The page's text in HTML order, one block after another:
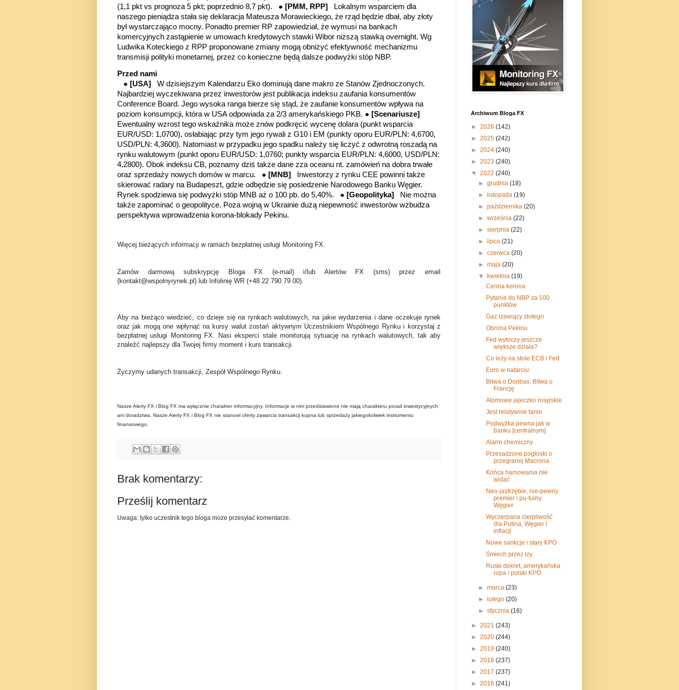
(1,1 pkt vs prognoza 5 pkt; poprzednio 8,7 pkt).
● [PMM, RPP]
Lokalnym wsparciem dla
naszego pieniądza stała się deklaracja Mateusza Morawieckiego, że rząd będzie dbał, aby złoty
był wystarczająco mocny. Ponadto premier RP zapowiedział, że wymusi na bankach
komercyjnych zastąpienie w umowach kredytowych stawki Wibor niższą stawką overnight. Wg
Ludwika Koteckiego z RPP proponowane zmiany mogą obniżyć efektywność mechanizmu
transmisji polityki monetarnej, przez co konieczne będą dalsze podwyżki stóp NBP.
Przed nami
● [USA] W dzisiejszym Kalendarzu Eko dominują dane makro ze Stanów Zjednoczonych.
Najbardziej wyczekiwana przez inwestorów jest publikacja indeksu zaufania konsumentów
Conference Board. Jego wysoka ranga bierze się stąd, że zaufanie konsumentów wpływa na
poziom konsumpcji, która w USA odpowiada za 2/3 amerykańskiego PKB. ● [Scenariusze]
Ewentualny wzrost tego wskaźnika może znów podkręcić wycenę dolara (punkt wsparcia
EUR/USD: 1,0700), osłabiając przy tym jego rywali z G10 i EM (punkty oporu EUR/PLN: 4,6700,
USD/PLN: 4,3600). Natomiast w przypadku jego spadku należy się liczyć z odwrotną roszadą na
rynku walutowym (punkt oporu EUR/USD: 1,0760; punkty wsparcia EUR/PLN: 4,6000, USD/PLN:
4,2800). Obok indeksu CB, poznamy dziś także dane zza oceanu nt. zamówień na dobra trwałe
oraz sprzedaży nowych domów w marcu. ● [MNB]
Inwestorzy z rynku CEE powinni także
skierować radary na Budapeszt, gdzie odbędzie się posiedzenie Narodowego Banku Węgier.
Rynek spodziewa się podwyżki stóp MNB aż o 100 pb. do 5,40%. ● [Geopolityka]
Nie można
także zapominać o geopolityce. Poza wojną w Ukrainie dużą niepewność inwestorów wzbudza
perspektywa wprowadzenia korona-blokady Pekinu.
Więcej bieżących informacji w ramach bezpłatnej usługi Monitoring FX.
Zamów darmową subskrypcję Bloga FX (e-mail) i/lub Alertów FX (sms) przez email
(kontakt@wspolnyrynek.pl) lub Infolinię WR (+48 22 790 79 00).
Aby na bieżąco wiedzieć, co dzieje się na rynkach walutowych, na jakie wydarzenia i dane oczekuje rynek
oraz jak mogą one wpłynąć na kursy walut zostań aktywnym Uczestnikiem Wspólnego Rynku i korzystaj z
bezpłatnej usługi Monitoring FX. Nasi eksperci stale monitorują sytuację na rynkach walutowych, tak aby
znaleźć najlepszy dla Twojej firmy moment i kurs transakcji.
Życzymy udanych transakcji, Zespół Wspólnego Rynku.
Nasze Alerty FX i Blog FX ma wyłącznie charakter informacyjny. Informacje w nim przedstawione nie mają charakteru porad inwestycyjnych
ani doradztwa. Nasze Alerty FX i Blog FX nie stanowi oferty zawarcia transakcji kupna lub sprzedaży jakiegokolwiek instrumentu
finansowego.
Brak komentarzy:
Prześlij komentarz
Uwaga: tylko uczestnik tego bloga może przesyłać komentarze.
Archiwum Bloga FX
► 2026 (142)
► 2025 (242)
► 2024 (240)
► 2023 (240)
▼ 2022 (240)
►grudnia(18)
►listopada(19)
►października(20)
►września(22)
►sierpnia(22)
►lipca(21)
►czerwca(20)
►maja(20)
▼kwietnia(19)
Cenna korona
Pytanie do NBP za 100
punktów
Gaz łzawiący złotego
Obrona Pekinu
Fed wytoczy jeszcze
większe działa?
Co leży na stole ECB i Fed
Euro w natarciu
Bitwa o Donbas, Bitwa o
Francję
Atomowe jajeczko rosyjskie
Jest relatywnie tanio
Podwyżka pewna jak w
banku [centralnym]
Alarm chemiczny
Przesadzone pogłoski o
przegranej Macrona
Końca hamowania nie
widać
Neo-jastrzębie, nie-pewny
premier i pu-tulny
Węgier
Wyczerpana cierpliwość
dla Putina, Węgier i
inflacji
Nowe sankcje i stary KPO
Śmiech przez łzy
Ruski dekret, amerykańska
ropa i polski KPO
►marca(23)
►lutego(20)
►stycznia(16)
► 2021 (243)
► 2020 (244)
► 2019 (240)
► 2018 (237)
► 2017 (237)
► 2016 (241)